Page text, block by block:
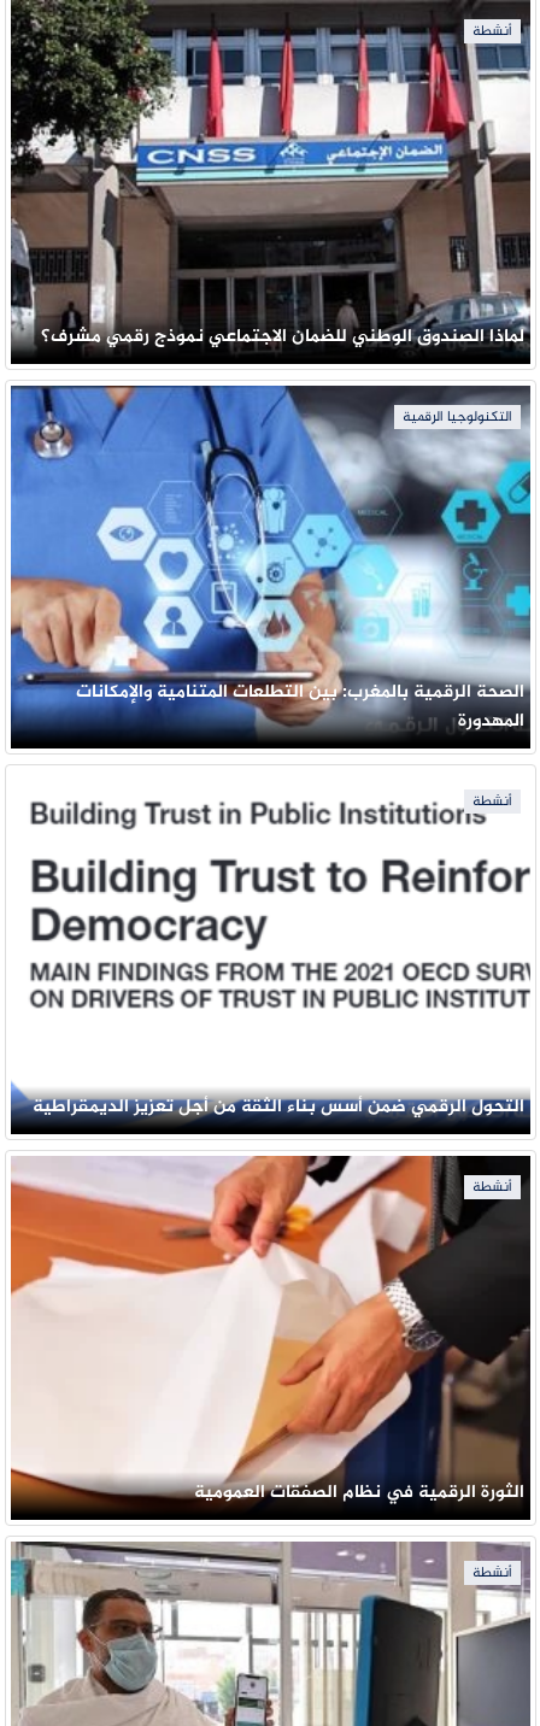
أنشطة
لماذا الصندوق الوطني للضمان الاجتماعي نموذج رقمي مشرف؟
التكنولوجيا الرقمية
الصحة الرقمية بالمغرب: بين التطلعات المتنامية والإمكانات
المهدورة
أنشطة
التحول الرقمي ضمن أسس بناء الثقة من أجل تعزيز الديمقراطية
أنشطة
الثورة الرقمية في نظام الصفقات العمومية
أنشطة